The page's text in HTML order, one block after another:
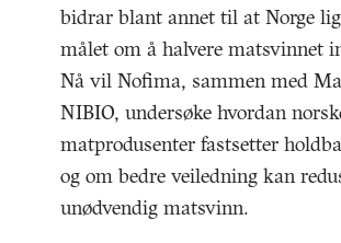
bidrar blant annet til at Norge
målet om å halvere matsvinnet
Nå vil Nofima, sammen med
NIBIO, undersøke hvordan
matprodusenter fastsetter
og om bedre veiledning kan
unødvendig matsvinn.